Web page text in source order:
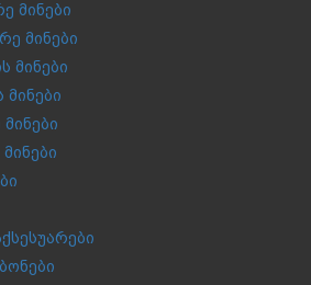
მინები
მინები
მინები
მინები